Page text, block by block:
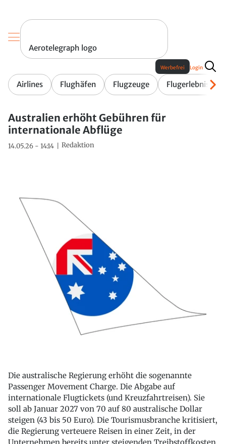
Aerotelegraph logo
Airlines Flughäfen Flugzeuge Flugerlebnis
Werbefrei Login
Australien erhöht Gebühren für
internationale Abflüge
14.05.26 - 14:14 Redaktion
Die australische Regierung erhöht die sogenannte
Passenger Movement Charge. Die Abgabe auf
internationale Flugtickets (und Kreuzfahrtreisen). Sie
soll ab Januar 2027 von 70 auf 80 australische Dollar
steigen (43 bis 50 Euro). Die Tourismusbranche kritisiert,
die Regierung verteuere Reisen in einer Zeit, in der